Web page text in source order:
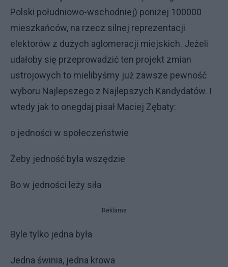
Polski południowo-wschodniej) poniżej 100000
mieszkańców, na rzecz silnej reprezentacji
elektorów z dużych aglomeracji miejskich. Jeżeli
udałoby się przeprowadzić ten projekt zmian
ustrojowych to mielibyśmy już zawsze pewność
wyboru Najlepszego z Najlepszych Kandydatów. I
wtedy jak to onegdaj pisał Maciej Zębaty:
o jedności w społeczeństwie
Żeby jedność była wszędzie
Bo w jedności leży siła
Reklama
Byle tylko jedna była
Jedna świnia, jedna krowa